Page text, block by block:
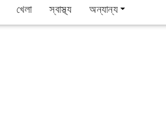
খেলা স্বাস্থ্য অন্যান্য